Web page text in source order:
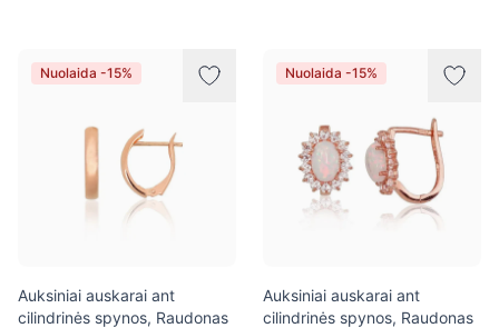
Nuolaida -15%
Auksiniai auskarai ant
cilindrinės spynos, Raudonas
Nuolaida -15%
Auksiniai auskarai ant
cilindrinės spynos, Raudonas